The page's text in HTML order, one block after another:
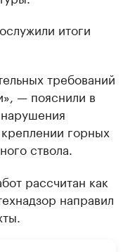
итоги
требований
— пояснили в
горных
ствола.
рассчитан как
направил